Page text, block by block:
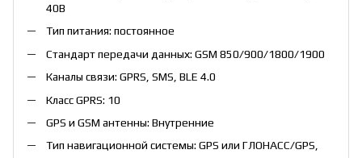
40В
Тип питания: постоянное
Стандарт передачи данных: GSM 850/900/1800/1900
Каналы связи: GPRS, SMS, BLE 4.0
Класс GPRS: 10
GPS и GSM антенны: Внутренние
Тип навигационной системы: GPS или ГЛОНАСС/GPS,